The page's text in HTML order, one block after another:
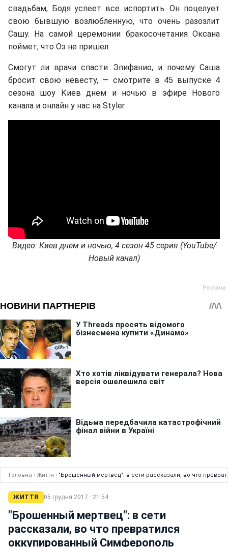
свадьбам, Бодя успеет все испортить. Он поцелует
свою бывшую возлюбленную, что очень разозлит
Сашу. На самой церемонии бракосочетания Оксана
поймет, что Оз не пришел.
Смогут ли врачи спасти Эпифанио, и почему Саша
бросит свою невесту, — смотрите в 45 выпуске 4
сезона шоу Киев днем и ночью в эфире Нового
канала и онлайн у нас на Styler.
Видео: Киев днем и ночью, 4 сезон 45 серия (YouTube/
Новый канал)
Головна › Життя › "Брошенный мертвец": в сети рассказали, во что
ЖИТТЯ 05 грудня 2017 · 21:54
"Брошенный мертвец": в сети
рассказали, во что превратился
оккупированный Симферополь